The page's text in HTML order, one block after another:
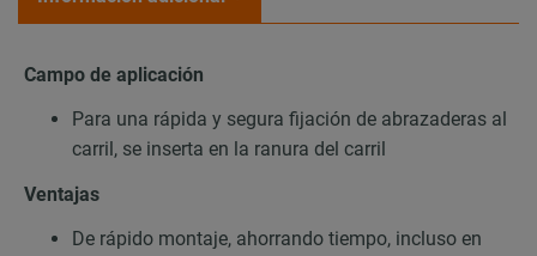
Campo de aplicación
Para una rápida y segura fijación de abrazaderas al
carril, se inserta en la ranura del carril
Ventajas
De rápido montaje, ahorrando tiempo, incluso en